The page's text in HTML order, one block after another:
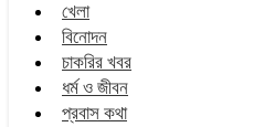
খেলা
বিনোদন
চাকরির খবর
ধর্ম ও জীবন
প্রবাস কথা